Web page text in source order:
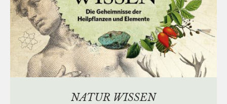
NATUR WISSEN